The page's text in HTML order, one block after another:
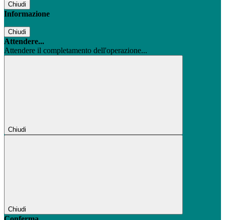
Chiudi
Informazione
Chiudi
Attendere...
Attendere il completamento dell'operazione...
Chiudi
Chiudi